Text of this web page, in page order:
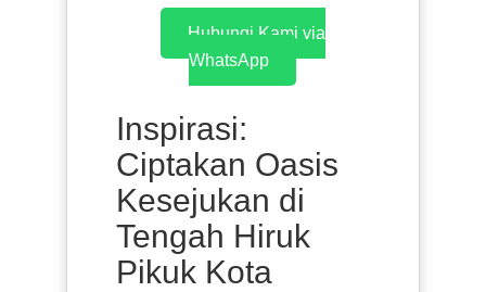
Hubungi Kami via
WhatsApp
Inspirasi:
Ciptakan Oasis
Kesejukan di
Tengah Hiruk
Pikuk Kota